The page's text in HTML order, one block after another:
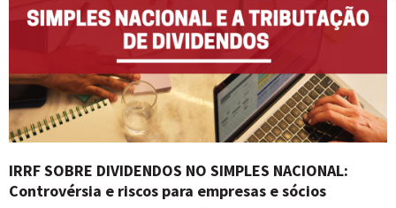
IRRF SOBRE DIVIDENDOS NO SIMPLES NACIONAL:
Controvérsia e riscos para empresas e sócios